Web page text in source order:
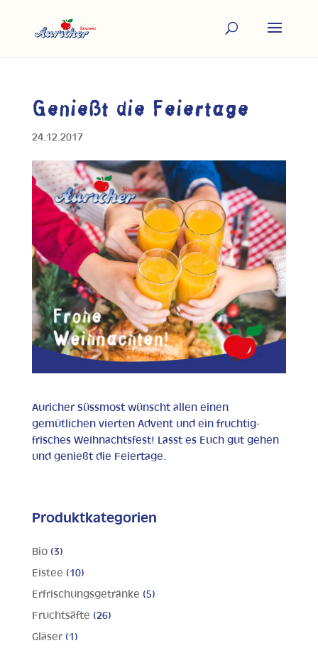
Genießt die Feiertage
24.12.2017
Auricher Süssmost wünscht allen einen
gemütlichen vierten Advent und ein fruchtig-
frisches Weihnachtsfest! Lasst es Euch gut gehen
und genießt die Feiertage.
Produktkategorien
Bio (3)
Eistee (10)
Erfrischungsgetränke (5)
Fruchtsäfte (26)
Gläser (1)